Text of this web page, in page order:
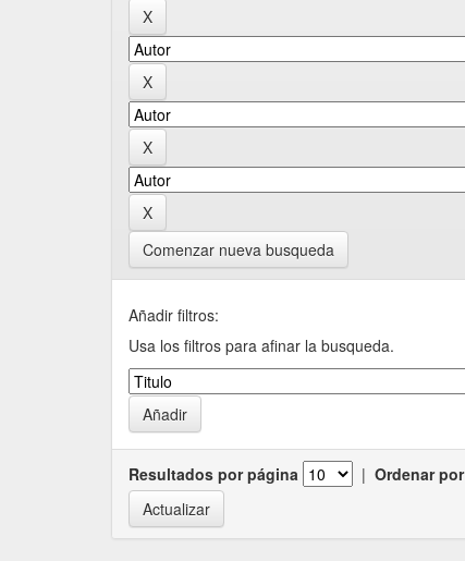
Comenzar nueva busqueda
Añadir filtros:
Usa los filtros para afinar la busqueda.
Resultados por página | Ordenar por